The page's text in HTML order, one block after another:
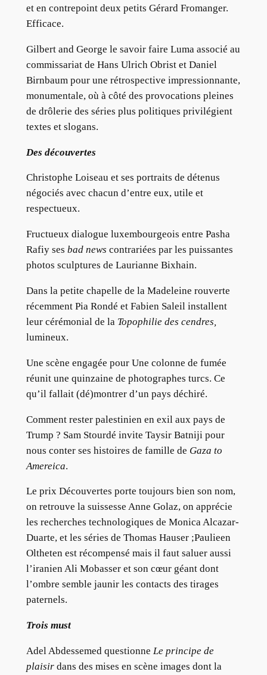
et en contrepoint deux petits Gérard Fromanger.
Efficace.
Gilbert and George le savoir faire Luma associé au
commissariat de Hans Ulrich Obrist et Daniel
Birnbaum pour une rétrospective impressionnante,
monumentale, où à côté des provocations pleines
de drôlerie des séries plus politiques privilégient
textes et slogans.
Des découvertes
Christophe Loiseau et ses portraits de détenus
négociés avec chacun d’entre eux, utile et
respectueux.
Fructueux dialogue luxembourgeois entre Pasha
Rafiy ses bad news contrariées par les puissantes
photos sculptures de Laurianne Bixhain.
Dans la petite chapelle de la Madeleine rouverte
récemment Pia Rondé et Fabien Saleil installent
leur cérémonial de laTopophilie des cendres,
lumineux.
Une scène engagée pour Une colonne de fumée
réunit une quinzaine de photographes turcs. Ce
qu’il fallait (dé)montrer d’un pays déchiré.
Comment rester palestinien en exil aux pays de
Trump ? Sam Stourdé invite Taysir Batniji pour
nous conter ses histoires de famille de Gaza to
Amereica.
Le prix Découvertes porte toujours bien son nom,
on retrouve la suissesse Anne Golaz, on apprécie
les recherches technologiques de Monica Alcazar-
Duarte, et les séries de Thomas Hauser ;Paulieen
Oltheten est récompensé mais il faut saluer aussi
l’iranien Ali Mobasser et son cœur géant dont
l’ombre semble jaunir les contacts des tirages
paternels.
Trois must
Adel Abdessemed questionne Le principe de
plaisirdans des mises en scène images dont la